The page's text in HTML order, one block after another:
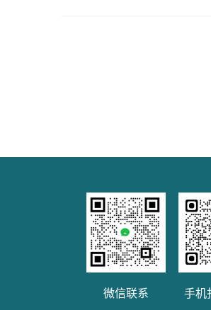
微信联系 手机